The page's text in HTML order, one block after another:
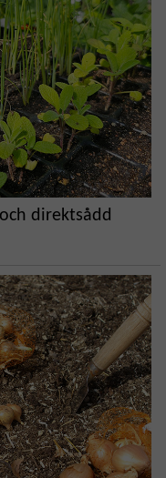
direktsådd